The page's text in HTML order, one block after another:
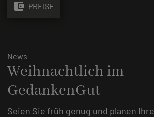
account_balance_wallet PREISE
News
Weihnachtlich im
GedankenGut
Seien Sie früh genug und planen Ihre